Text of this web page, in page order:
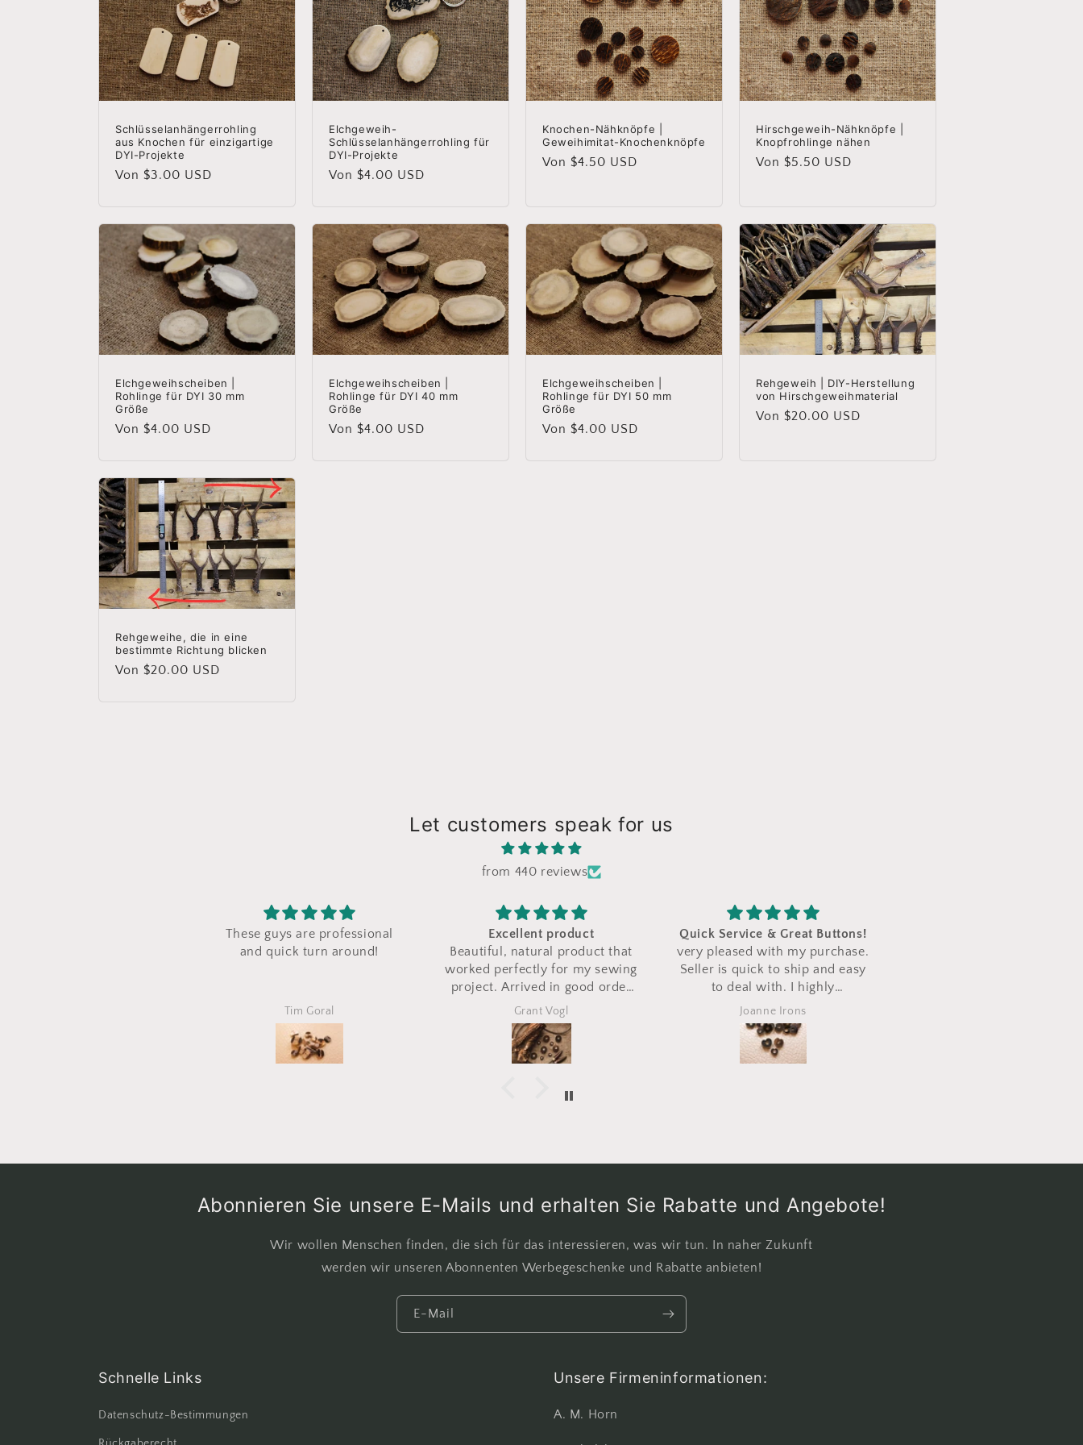
g
o
:
Schlüsselanhängerrohling
aus Knochen für einzigartige
DYI-Projekte
Normaler
Von $3.00 USD
Elchgeweih-
Schlüsselanhängerrohling für
DYI-Projekte
Normaler
Von $4.00 USD
Knochen-Nähknöpfe |
Geweihimitat-Knochenknöpfe
Normaler
Von $4.50 USD
Hirschgeweih-Nähknöpfe |
Knopfrohlinge nähen
Normaler
Von $5.50 USD
Elchgeweihscheiben |
Rohlinge für DYI 30 mm
Größe
Normaler
Von $4.00 USD
Elchgeweihscheiben |
Rohlinge für DYI 40 mm
Größe
Normaler
Von $4.00 USD
Elchgeweihscheiben |
Rohlinge für DYI 50 mm
Größe
Normaler
Von $4.00 USD
Rehgeweih | DIY-Herstellung
von Hirschgeweihmaterial
Normaler
Von $20.00 USD
Rehgeweihe, die in eine
bestimmte Richtung blicken
Normaler
Von $20.00 USD
Let customers speak for us
from 440 reviews
These guys are professional
and quick turn around!
Tim Goral
Excellent product
Beautiful, natural product that
worked perfectly for my sewing
project. Arrived in good order
and relatively quickly. Thanks!
Grant Vogl
Quick Service & Great Buttons!
very pleased with my purchase.
Seller is quick to ship and easy
recommend shopping here for
wonderful buttons in made of
true antler
Joanne Irons
Abonnieren Sie unsere E-Mails und erhalten Sie Rabatte und Angebote!
Wir wollen Menschen finden, die sich für das interessieren, was wir tun. In naher Zukunft
werden wir unseren Abonnenten Werbegeschenke und Rabatte anbieten!
E-Mail
Schnelle Links
Datenschutz-Bestimmungen
Unsere Firmeninformationen:
A. M. Horn